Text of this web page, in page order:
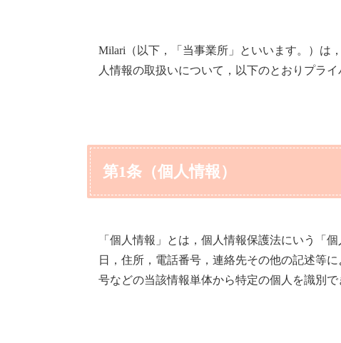
Milari（以下，「当事業所」といいます。）は
人情報の取扱いについて，以下のとおりプラ
第1条（個人情報）
「個人情報」とは，個人情報保護法にいう「
日，住所，電話番号，連絡先その他の記述等
号などの当該情報単体から特定の個人を識別